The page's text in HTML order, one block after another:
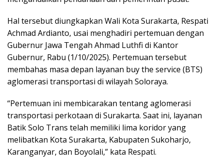
Hal tersebut diungkapkan Wali Kota Surakarta, Respati
Achmad Ardianto, usai menghadiri pertemuan dengan
Gubernur Jawa Tengah Ahmad Luthfi di Kantor
Gubernur, Rabu (1/10/2025). Pertemuan tersebut
membahas masa depan layanan buy the service (BTS)
aglomerasi transportasi di wilayah Soloraya.
“Pertemuan ini membicarakan tentang aglomerasi
transportasi perkotaan di Surakarta. Saat ini, layanan
Batik Solo Trans telah memiliki lima koridor yang
melibatkan Kota Surakarta, Kabupaten Sukoharjo,
Karanganyar, dan Boyolali,” kata Respati.